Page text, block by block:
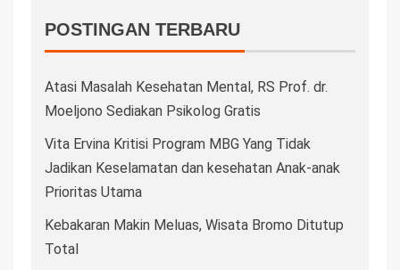
POSTINGAN TERBARU
Atasi Masalah Kesehatan Mental, RS Prof. dr.
Moeljono Sediakan Psikolog Gratis
Vita Ervina Kritisi Program MBG Yang Tidak
Jadikan Keselamatan dan kesehatan Anak-anak
Prioritas Utama
Kebakaran Makin Meluas, Wisata Bromo Ditutup
Total